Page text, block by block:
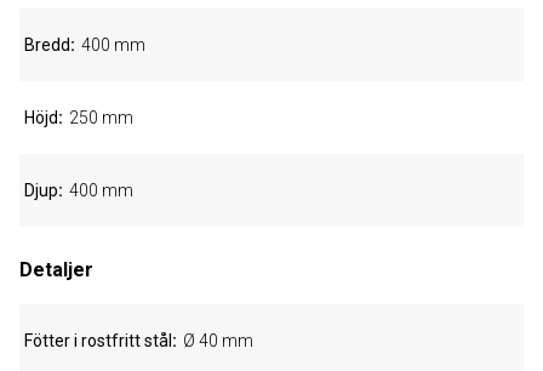
Bredd 400 mm
Höjd 250 mm
Djup 400 mm
Detaljer
Fötter i rostfritt stål Ø 40 mm